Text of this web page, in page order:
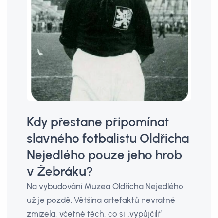
Kdy přestane připomínat
slavného fotbalistu Oldřicha
Nejedlého pouze jeho hrob
v Žebráku?
Na vybudování Muzea Oldřicha Nejedlého
už je pozdě. Většina artefaktů nevratně
zmizela, včetně těch, co si „vypůjčili“